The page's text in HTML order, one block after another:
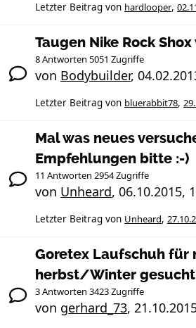
Letzter Beitrag von hardlooper,
Taugen Nike Rock Shox
8 Antworten 5051 Zugriffe
von Bodybuilder,
Letzter Beitrag von bluerabbit78,
Mal was neues
Empfehlungen bitte :-)
11 Antworten 2954 Zugriffe
von Unheard, 06.10.2015,
Letzter Beitrag von Unheard,
Goretex Laufschuh für
herbst/Winter gesucht
3 Antworten 3423 Zugriffe
von gerhard_73,